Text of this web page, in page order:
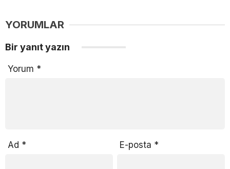
YORUMLAR
Bir yanıt yazın
Yorum *
Ad * E-posta *